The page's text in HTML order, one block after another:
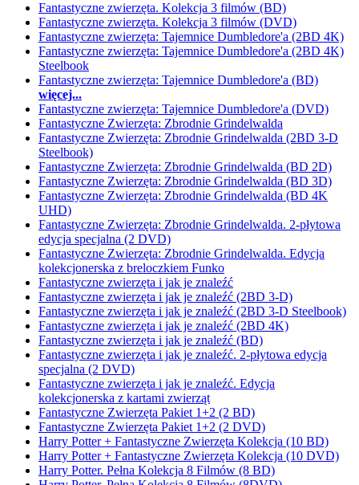
Fantastyczne zwierzęta. Kolekcja 3 filmów (BD)
Fantastyczne zwierzęta. Kolekcja 3 filmów (DVD)
Fantastyczne zwierzęta: Tajemnice Dumbledore'a (2BD 4K)
Fantastyczne zwierzęta: Tajemnice Dumbledore'a (2BD 4K)
Steelbook
Fantastyczne zwierzęta: Tajemnice Dumbledore'a (BD)
więcej...
Fantastyczne zwierzęta: Tajemnice Dumbledore'a (DVD)
Fantastyczne Zwierzęta: Zbrodnie Grindelwalda
Fantastyczne Zwierzęta: Zbrodnie Grindelwalda (2BD 3-D
Steelbook)
Fantastyczne Zwierzęta: Zbrodnie Grindelwalda (BD 2D)
Fantastyczne Zwierzęta: Zbrodnie Grindelwalda (BD 3D)
Fantastyczne Zwierzęta: Zbrodnie Grindelwalda (BD 4K
UHD)
Fantastyczne Zwierzęta: Zbrodnie Grindelwalda. 2-płytowa
edycja specjalna (2 DVD)
Fantastyczne Zwierzęta: Zbrodnie Grindelwalda. Edycja
kolekcjonerska z breloczkiem Funko
Fantastyczne zwierzęta i jak je znaleźć
Fantastyczne zwierzęta i jak je znaleźć (2BD 3-D)
Fantastyczne zwierzęta i jak je znaleźć (2BD 3-D Steelbook)
Fantastyczne zwierzęta i jak je znaleźć (2BD 4K)
Fantastyczne zwierzęta i jak je znaleźć (BD)
Fantastyczne zwierzęta i jak je znaleźć. 2-płytowa edycja
specjalna (2 DVD)
Fantastyczne zwierzęta i jak je znaleźć. Edycja
kolekcjonerska z kartami zwierząt
Fantastyczne Zwierzęta Pakiet 1+2 (2 BD)
Fantastyczne Zwierzęta Pakiet 1+2 (2 DVD)
Harry Potter + Fantastyczne Zwierzęta Kolekcja (10 BD)
Harry Potter + Fantastyczne Zwierzęta Kolekcja (10 DVD)
Harry Potter. Pełna Kolekcja 8 Filmów (8 BD)